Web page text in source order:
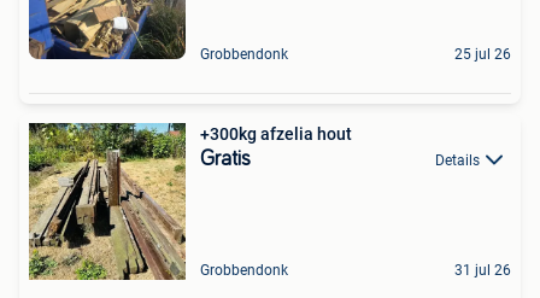
Grobbendonk 25 jul 26
+300kg afzelia hout
Gratis Details
Grobbendonk 31 jul 26